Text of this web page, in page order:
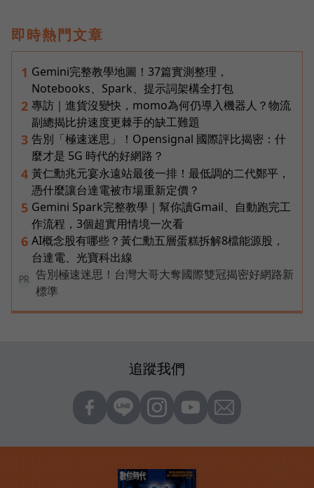
即時熱門文章
1 Gemini完整教學地圖！37篇實測整理，
Notebooks、Spark、提示詞架構全打包
2 專訪｜進貨沒變快，momo為何仍導入機器人？物流
副總揭比拚速度更棘手的缺工難題
3 告別「極速迷思」！Opensignal 國際評比揭密：什
麼才是 5G 時代的好網路？
4 黃仁勳兆元宴永遠站最後一排！最低調的二代鄭平，
憑什麼讓台達電被市場重新定價？
5 Gemini Spark完整教學｜幫你讀Gmail、自動跑完工
作流程，3個超實用情境一次看
6 AI概念股有哪些？黃仁勳五層蛋糕拆解8檔能源股，
台達電、光寶科出線
PR
告別極速迷思！台灣大哥大奪國際雙冠揭密好網路新
標準
追蹤我們